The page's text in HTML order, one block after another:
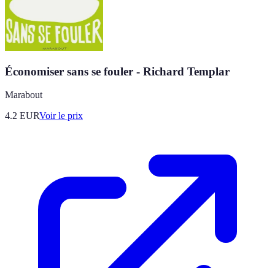
Économiser sans se fouler - Richard Templar
Marabout
4.2 EURVoir le prix